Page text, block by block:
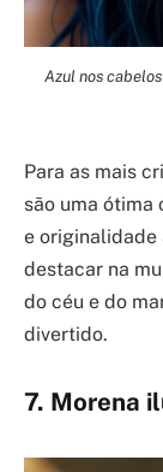
Azul nos
Para as mais
são uma ótima
e originalidade
destacar na
do céu e do
divertido.
7. Morena